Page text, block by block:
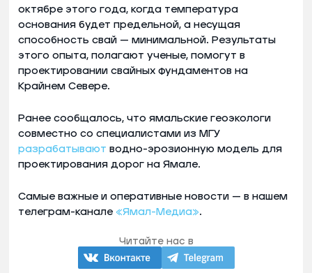
октябре этого года, когда температура
основания будет предельной, а несущая
способность свай — минимальной. Результаты
этого опыта, полагают ученые, помогут в
проектировании свайных фундаментов на
Крайнем Севере.
Ранее сообщалось, что ямальские геоэкологи
совместно со специалистами из МГУ
разрабатывают водно-эрозионную модель для
проектирования дорог на Ямале.
Самые важные и оперативные новости — в нашем
телеграм-канале «Ямал-Медиа».
Читайте нас в